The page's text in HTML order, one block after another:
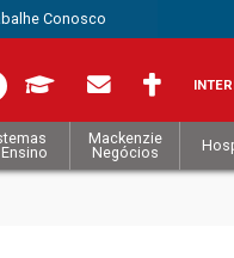
Conosco
Mackenzie
Negócios